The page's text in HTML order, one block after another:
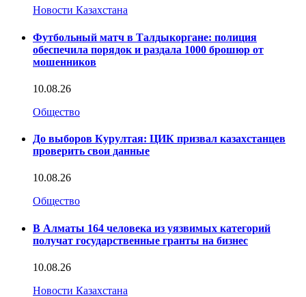
Новости Казахстана
Футбольный матч в Талдыкоргане: полиция
обеспечила порядок и раздала 1000 брошюр от
мошенников
10.08.26
Общество
До выборов Курултая: ЦИК призвал казахстанцев
проверить свои данные
10.08.26
Общество
В Алматы 164 человека из уязвимых категорий
получат государственные гранты на бизнес
10.08.26
Новости Казахстана